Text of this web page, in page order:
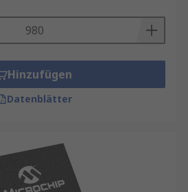
Hinzufügen
Datenblätter